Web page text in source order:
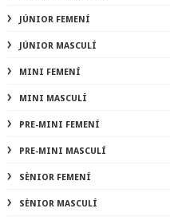
JÚNIOR FEMENÍ
JÚNIOR MASCULÍ
MINI FEMENÍ
MINI MASCULÍ
PRE-MINI FEMENÍ
PRE-MINI MASCULÍ
SÈNIOR FEMENÍ
SÈNIOR MASCULÍ